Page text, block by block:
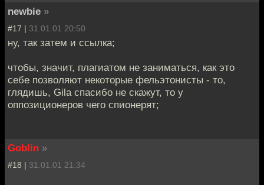
newbie »
#17 | 31.01.01 20:50
ну, так затем и ссылка;
чтобы, значит, плагиатом не заниматься, как это
себе позволяют некоторые фельэтонисты - то,
глядишь, Gila спасибо не скажут, то у
оппозиционеров чего спионерят;
Goblin »
#18 | 31.01.01 21:34